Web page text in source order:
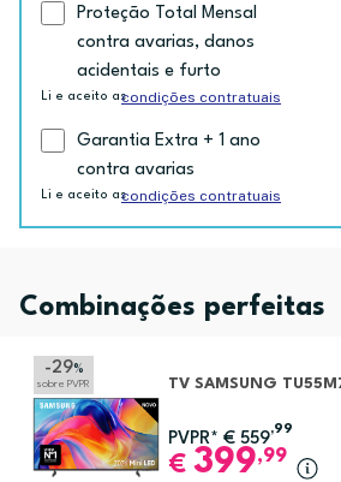
Proteção Total Mensal
contra avarias, danos
acidentais e furto
Li e aceito ascondições contratuais
Garantia Extra + 1 ano
contra avarias
Li e aceito ascondições contratuais
Combinações perfeitas
-29%
sobre PVPR TV SAMSUNG
PVPR* € 559
,99
€ 399,99